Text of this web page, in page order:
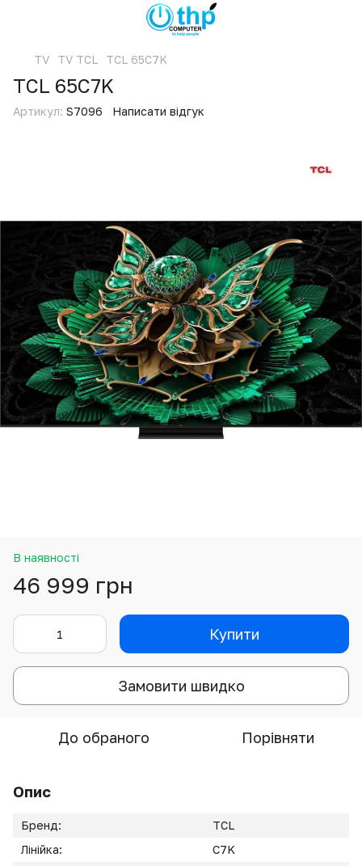
TV TV TCL TCL 65C7K
TCL 65C7K
Артикул: S7096 Написати відгук
В наявності
46 999 грн
Купити
Замовити швидко
До обраного Порівняти
Опис
Бренд:
TCL
Лінійка:
C7K